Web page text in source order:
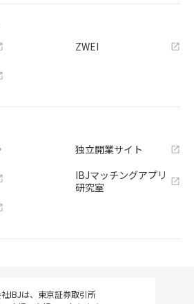
ZWEI
独立開業サイト
IBJマッチングアプリ
研究室
IBJは、東京証券取引所